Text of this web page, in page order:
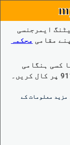
ایمرجنسی
مقامی محکمہ
کسی ہنگامی
مزید معلومات کے